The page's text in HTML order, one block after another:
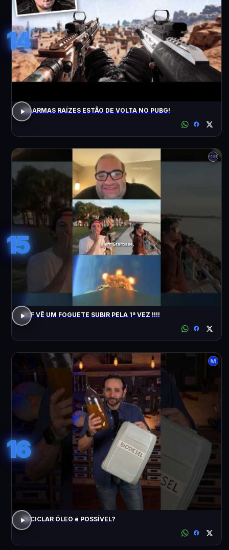
14
AS ARMAS RAÍZES ESTÃO DE VOLTA NO PUBG!
15
ACF VÊ UM FOGUETE SUBIR PELA 1ª VEZ !!!!
16
RECICLAR ÓLEO é POSSÍVEL?